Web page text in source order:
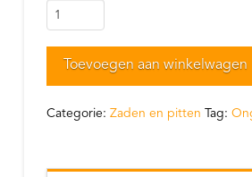
Gepelde
zonnebloempitten
(ongebrand
naturel)
aantal
Toevoegen aan winkelwagen
Categorie: Zaden en pitten Tag: